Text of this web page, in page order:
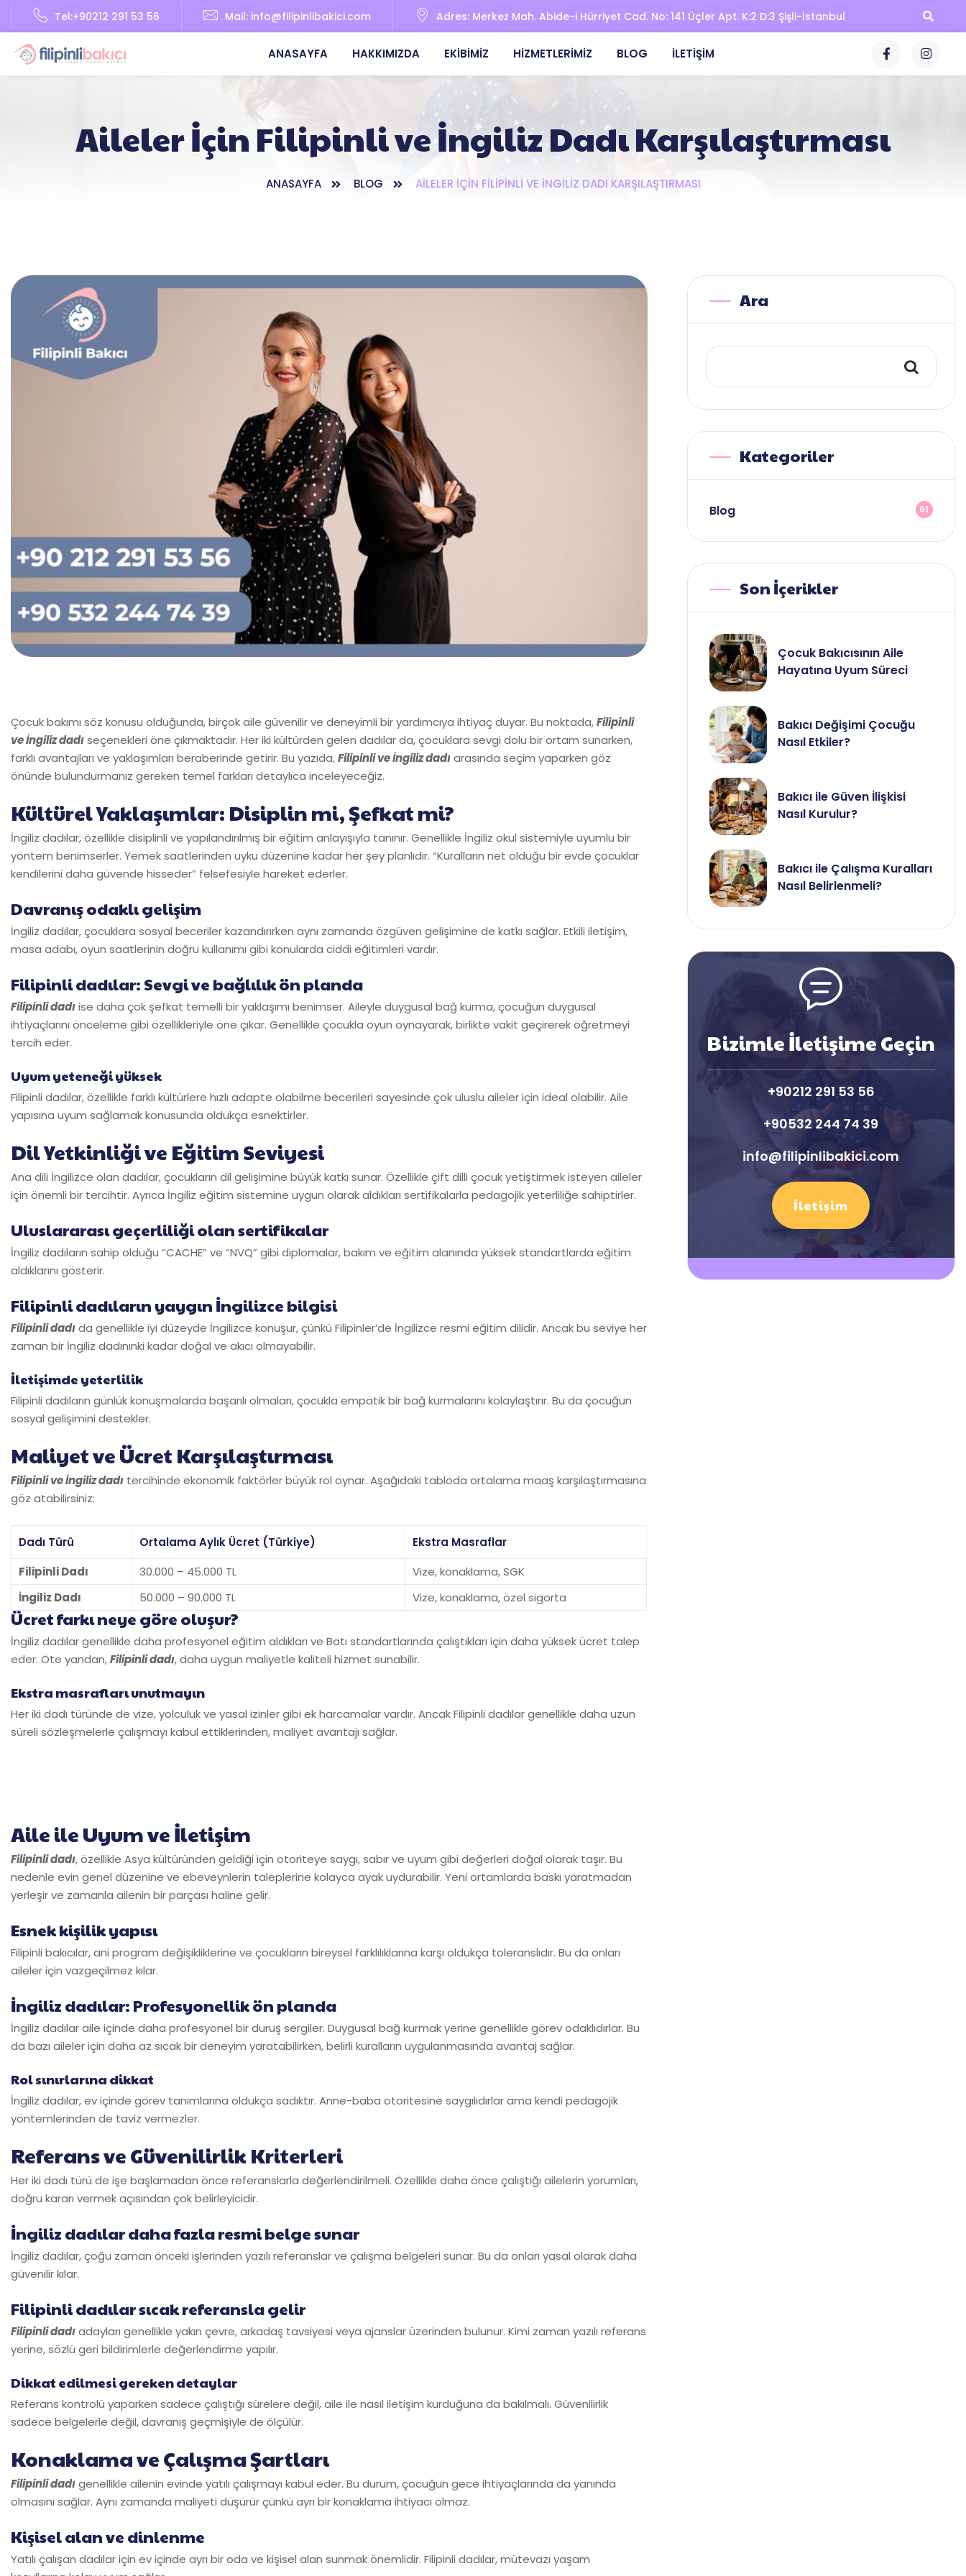
content
Tel:+90212 291 53 56 Mail: info@filipinlibakici.com Adres: Merkez Mah. Abide-i Hürriyet Cad. No: 141 Üçler Apt. K:2 D:3 Şişli-İstanbul
ANASAYFA HAKKIMIZDA EKIBIMIZ HIZMETLERIMIZ BLOG İLETIŞIM
Aileler İçin Filipinli ve İngiliz Dadı Karşılaştırması
ANASAYFA BLOG AILELER İÇIN FILIPINLI VE İNGILIZ DADI KARŞILAŞTIRMASI
Çocuk bakımı söz konusu olduğunda, birçok aile güvenilir ve deneyimli bir yardımcıya ihtiyaç duyar. Bu noktada,Filipinli
ve İngiliz dadıseçenekleri öne çıkmaktadır. Her iki kültürden gelen dadılar da, çocuklara sevgi dolu bir ortam sunarken,
farklı avantajları ve yaklaşımları beraberinde getirir. Bu yazıda,Filipinli ve İngiliz dadıarasında seçim yaparken göz
önünde bulundurmanız gereken temel farkları detaylıca inceleyeceğiz.
Kültürel Yaklaşımlar: Disiplin mi, Şefkat mi?
İngiliz dadılar, özellikle disiplinli ve yapılandırılmış bir eğitim anlayışıyla tanınır. Genellikle İngiliz okul sistemiyle uyumlu bir
yöntem benimserler. Yemek saatlerinden uyku düzenine kadar her şey planlıdır. “Kuralların net olduğu bir evde çocuklar
kendilerini daha güvende hisseder” felsefesiyle hareket ederler.
Davranış odaklı gelişim
İngiliz dadılar, çocuklara sosyal beceriler kazandırırken aynı zamanda özgüven gelişimine de katkı sağlar. Etkili iletişim,
masa adabı, oyun saatlerinin doğru kullanımı gibi konularda ciddi eğitimleri vardır.
Filipinli dadılar: Sevgi ve bağlılık ön planda
Filipinli dadıise daha çok şefkat temelli bir yaklaşımı benimser. Aileyle duygusal bağ kurma, çocuğun duygusal
ihtiyaçlarını önceleme gibi özellikleriyle öne çıkar. Genellikle çocukla oyun oynayarak, birlikte vakit geçirerek öğretmeyi
tercih eder.
Uyum yeteneği yüksek
Filipinli dadılar, özellikle farklı kültürlere hızlı adapte olabilme becerileri sayesinde çok uluslu aileler için ideal olabilir. Aile
yapısına uyum sağlamak konusunda oldukça esnektirler.
Dil Yetkinliği ve Eğitim Seviyesi
Ana dili İngilizce olan dadılar, çocukların dil gelişimine büyük katkı sunar. Özellikle çift dilli çocuk yetiştirmek isteyen aileler
için önemli bir tercihtir. Ayrıca İngiliz eğitim sistemine uygun olarak aldıkları sertifikalarla pedagojik yeterliliğe sahiptirler.
Uluslararası geçerliliği olan sertifikalar
İngiliz dadıların sahip olduğu “CACHE” ve “NVQ” gibi diplomalar, bakım ve eğitim alanında yüksek standartlarda eğitim
aldıklarını gösterir.
Filipinli dadıların yaygın İngilizce bilgisi
Filipinli dadıda genellikle iyi düzeyde İngilizce konuşur, çünkü Filipinler’de İngilizce resmi eğitim dilidir. Ancak bu seviye her
zaman bir İngiliz dadınınki kadar doğal ve akıcı olmayabilir.
İletişimde yeterlilik
Filipinli dadıların günlük konuşmalarda başarılı olmaları, çocukla empatik bir bağ kurmalarını kolaylaştırır. Bu da çocuğun
sosyal gelişimini destekler.
Maliyet ve Ücret Karşılaştırması
Filipinli ve İngiliz dadı tercihinde ekonomik faktörler büyük rol oynar. Aşağıdaki tabloda ortalama maaş karşılaştırmasına
göz atabilirsiniz:
Dadı Türü Ortalama Aylık Ücret (Türkiye)
Ekstra Masraflar
Filipinli Dadı
30.000 – 45.000 TL
Vize, konaklama, SGK
İngiliz Dadı
50.000 – 90.000 TL Vize, konaklama, özel sigorta
Ücret farkı neye göre oluşur?
İngiliz dadılar genellikle daha profesyonel eğitim aldıkları ve Batı standartlarında çalıştıkları için daha yüksek ücret talep
eder. Öte yandan,Filipinli dadı, daha uygun maliyetle kaliteli hizmet sunabilir.
Ekstra masrafları unutmayın
Her iki dadı türünde de vize, yolculuk ve yasal izinler gibi ek harcamalar vardır. Ancak Filipinli dadılar genellikle daha uzun
süreli sözleşmelerle çalışmayı kabul ettiklerinden, maliyet avantajı sağlar.
Aile ile Uyum ve İletişim
Filipinli dadı, özellikle Asya kültüründen geldiği için otoriteye saygı, sabır ve uyum gibi değerleri doğal olarak taşır. Bu
nedenle evin genel düzenine ve ebeveynlerin taleplerine kolayca ayak uydurabilir. Yeni ortamlarda baskı yaratmadan
yerleşir ve zamanla ailenin bir parçası haline gelir.
Esnek kişilik yapısı
Filipinli bakıcılar, ani program değişikliklerine ve çocukların bireysel farklılıklarına karşı oldukça toleranslıdır. Bu da onları
aileler için vazgeçilmez kılar.
İngiliz dadılar: Profesyonellik ön planda
İngiliz dadılar aile içinde daha profesyonel bir duruş sergiler. Duygusal bağ kurmak yerine genellikle görev odaklıdırlar. Bu
da bazı aileler için daha az sıcak bir deneyim yaratabilirken, belirli kuralların uygulanmasında avantaj sağlar.
Rol sınırlarına dikkat
İngiliz dadılar, ev içinde görev tanımlarına oldukça sadıktır. Anne-baba otoritesine saygılıdırlar ama kendi pedagojik
yöntemlerinden de taviz vermezler.
Referans ve Güvenilirlik Kriterleri
Her iki dadı türü de işe başlamadan önce referanslarla değerlendirilmeli. Özellikle daha önce çalıştığı ailelerin yorumları,
doğru kararı vermek açısından çok belirleyicidir.
İngiliz dadılar daha fazla resmi belge sunar
İngiliz dadılar, çoğu zaman önceki işlerinden yazılı referanslar ve çalışma belgeleri sunar. Bu da onları yasal olarak daha
güvenilir kılar.
Filipinli dadılar sıcak referansla gelir
Filipinli dadıadayları genellikle yakın çevre, arkadaş tavsiyesi veya ajanslar üzerinden bulunur. Kimi zaman yazılı referans
yerine, sözlü geri bildirimlerle değerlendirme yapılır.
Dikkat edilmesi gereken detaylar
Referans kontrolü yaparken sadece çalıştığı sürelere değil, aile ile nasıl iletişim kurduğuna da bakılmalı. Güvenilirlik
sadece belgelerle değil, davranış geçmişiyle de ölçülür.
Konaklama ve Çalışma Şartları
Filipinli dadıgenellikle ailenin evinde yatılı çalışmayı kabul eder. Bu durum, çocuğun gece ihtiyaçlarında da yanında
olmasını sağlar. Aynı zamanda maliyeti düşürür çünkü ayrı bir konaklama ihtiyacı olmaz.
Kişisel alan ve dinlenme
Yatılı çalışan dadılar için ev içinde ayrı bir oda ve kişisel alan sunmak önemlidir. Filipinli dadılar, mütevazı yaşam
Ara
Kategoriler
Blog 61
Son İçerikler
Çocuk Bakıcısının Aile
Hayatına Uyum Süreci
Bakıcı Değişimi Çocuğu
Nasıl Etkiler?
Bakıcı ile Güven İlişkisi
Nasıl Kurulur?
Bakıcı ile Çalışma Kuralları
Nasıl Belirlenmeli?
Bizimle İletişime Geçin
+90212 291 53 56
+90532 244 74 39
info@filipinlibakici.com
İletişim